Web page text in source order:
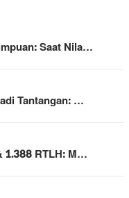
Saat Nila…
Tantangan: …
1.388 RTLH: M…